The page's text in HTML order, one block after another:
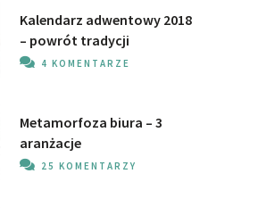
Kalendarz adwentowy 2018
– powrót tradycji
4 KOMENTARZE
Metamorfoza biura – 3
aranżacje
25 KOMENTARZY